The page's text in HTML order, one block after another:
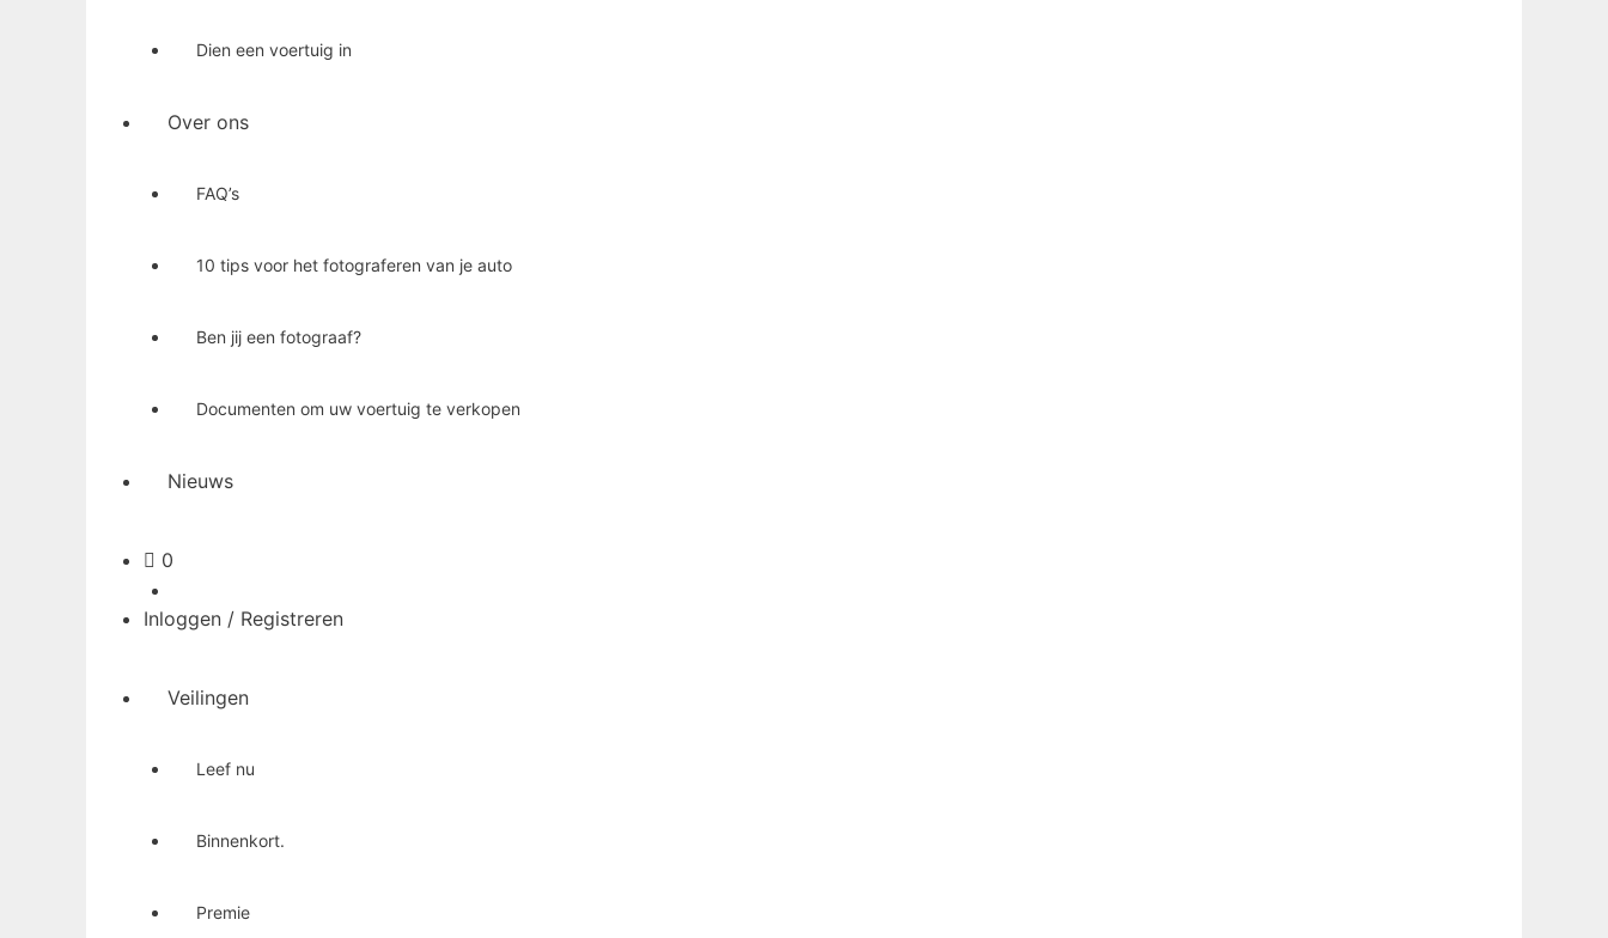
Dien een voertuig in
Over ons
FAQ’s
10 tips voor het fotograferen van je auto
Ben jij een fotograaf?
Documenten om uw voertuig te verkopen
Nieuws
Winkelwagen
0
Inloggen / Registreren
Veilingen
Leef nu
Binnenkort.
Premie